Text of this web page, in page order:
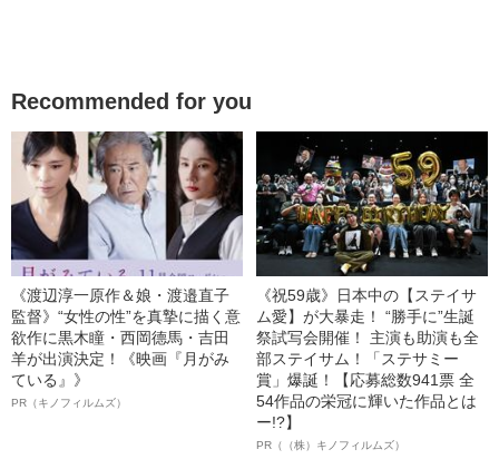
Recommended for you
《渡辺淳一原作＆娘・渡邉直子
監督》“女性の性”を真摯に描く意
欲作に黒木瞳・西岡德馬・吉田
羊が出演決定！《映画『月がみ
ている』》
PR（キノフィルムズ）
《祝59歳》日本中の【ステイサ
ム愛】が大暴走！ “勝手に”生誕
祭試写会開催！ 主演も助演も全
部ステイサム！「ステサミー
賞」爆誕！【応募総数941票 全
54作品の栄冠に輝いた作品とは
ー!?】
PR（（株）キノフィルムズ）